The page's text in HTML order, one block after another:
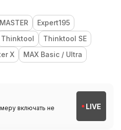
Expert195
Thinktool
Thinktool SE
X
MAX Basic / Ultra
включать не
LIVE